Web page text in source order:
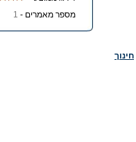
מספר מאמרים - 1
חינוך